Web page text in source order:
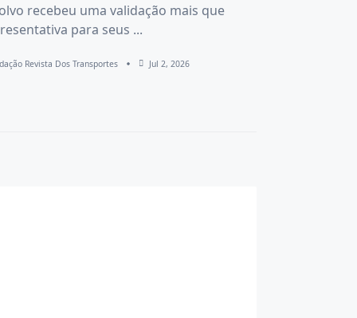
recebeu uma validação mais que
para seus ...
Revista Dos Transportes Jul 2, 2026